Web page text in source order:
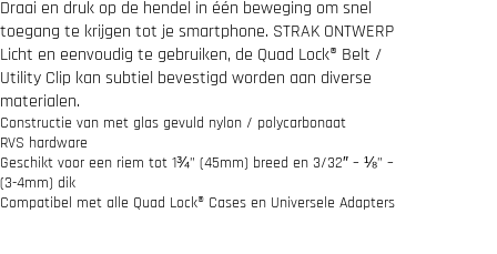
i
p
M
o
u
n
t
a
a
n
t
Draai en druk op de hendel in één beweging om snel
toegang te krijgen tot je smartphone. STRAK ONTWERP
Licht en eenvoudig te gebruiken, de Quad Lock® Belt /
Utility Clip kan subtiel bevestigd worden aan diverse
materialen.
Constructie van met glas gevuld nylon / polycarbonaat
RVS hardware
Geschikt voor een riem tot 1¾” (45mm) breed en 3/32″ – ⅛” –
(3-4mm) dik
Compatibel met alle Quad Lock® Cases en Universele Adapters